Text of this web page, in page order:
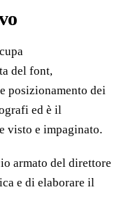
del font,
posizionamento dei
ed è il
visto e impaginato.
armato del direttore
e di elaborare il